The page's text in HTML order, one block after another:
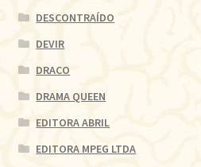
DESCONTRAÍDO
DEVIR
DRACO
DRAMA QUEEN
EDITORA ABRIL
EDITORA MPEG LTDA